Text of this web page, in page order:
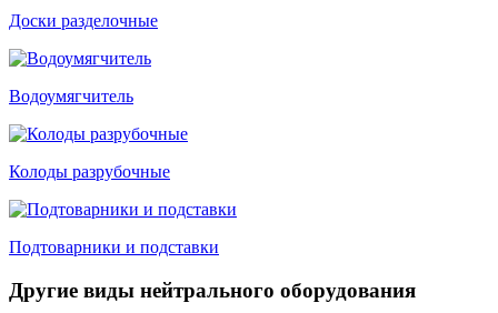
Доски разделочные
Водоумягчитель
Колоды разрубочные
Подтоварники и подставки
Другие виды нейтрального оборудования